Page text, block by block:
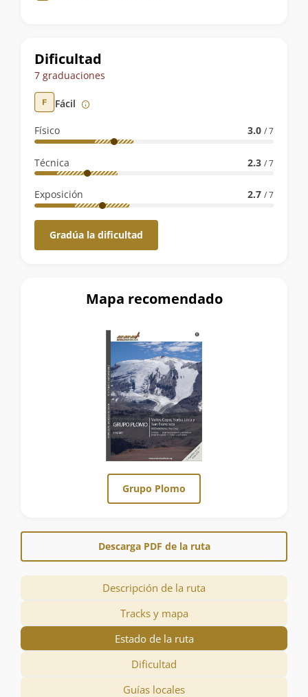
de
ruta
Dificultad
7 graduaciones
Fácil
Físico 3.0 / 7
Técnica 2.3 / 7
Exposición 2.7 / 7
Gradúa la dificultad
Mapa recomendado
Grupo Plomo
Descarga PDF de la ruta
Descripción de la ruta
Tracks y mapa
Estado de la ruta
Dificultad
Guías locales